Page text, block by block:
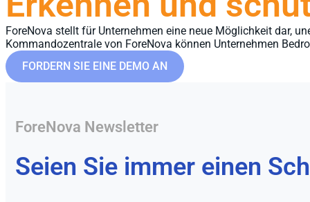
ForeNova stellt für Unternehmen eine neue Möglichkeit dar,
Kommandozentrale von ForeNova können Unternehmen
FORDERN SIE EINE DEMO AN
ForeNova Newsletter
Seien Sie immer einen